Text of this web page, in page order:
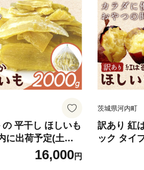
平干し ほしいも
に出荷予定(土日
社ゆうゆう農園 ス
さつまいも 和菓子
16,000円
茨城県河内町
訳あり 紅
ック タイ
予定(土日
う農園 ス